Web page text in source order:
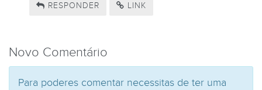
RESPONDER LINK
Novo Comentário
Para poderes comentar necessitas de ter uma